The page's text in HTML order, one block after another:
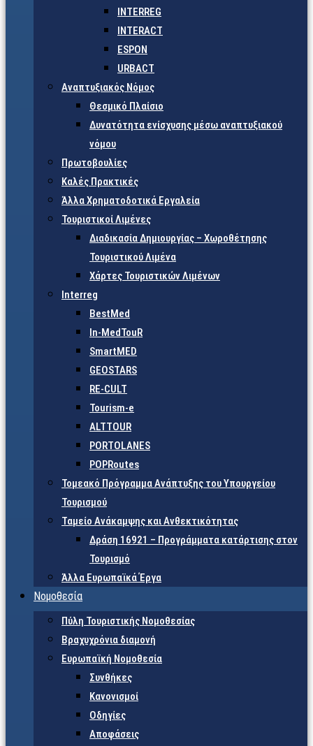
INTERREG
INTERACT
ESPON
URBACT
Αναπτυξιακός Νόμος
Θεσμικό Πλαίσιο
Δυνατότητα ενίσχυσης μέσω αναπτυξιακού
νόμου
Πρωτοβουλίες
Καλές Πρακτικές
Άλλα Χρηματοδοτικά Εργαλεία
Τουριστικοί Λιμένες
Διαδικασία Δημιουργίας – Χωροθέτησης
Τουριστικού Λιμένα
Χάρτες Τουριστικών Λιμένων
Interreg
BestMed
In-MedTouR
SmartMED
GEOSTARS
RE-CULT
Tourism-e
ALTTOUR
PORTOLANES
POPRoutes
Τομεακό Πρόγραμμα Ανάπτυξης του Υπουργείου
Τουρισμού
Ταμείο Ανάκαμψης και Ανθεκτικότητας
Δράση 16921 – Προγράμματα κατάρτισης στον
Τουρισμό
Άλλα Ευρωπαϊκά Έργα
Νομοθεσία
Πύλη Τουριστικής Νομοθεσίας
Βραχυχρόνια διαμονή
Ευρωπαϊκή Νομοθεσία
Συνθήκες
Κανονισμοί
Οδηγίες
Αποφάσεις